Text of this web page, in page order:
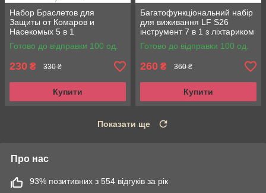
Набор Браслетов для
Защиты от Комаров и
Насекомых 5 в 1
Готово до відправки 100 од.
230 ₴ 330 ₴
Купити
Багатофункціональний набір
для виживання LF S26
інструмент 7 в 1 з ліхтариком
Готово до відправки 100 од.
260 ₴ 360 ₴
Купити
Показати ще
Про нас
93% позитивних з 554 відгуків за рік